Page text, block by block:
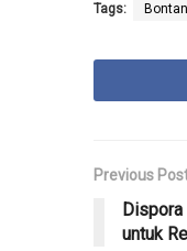
Tags:
Previous
untuk